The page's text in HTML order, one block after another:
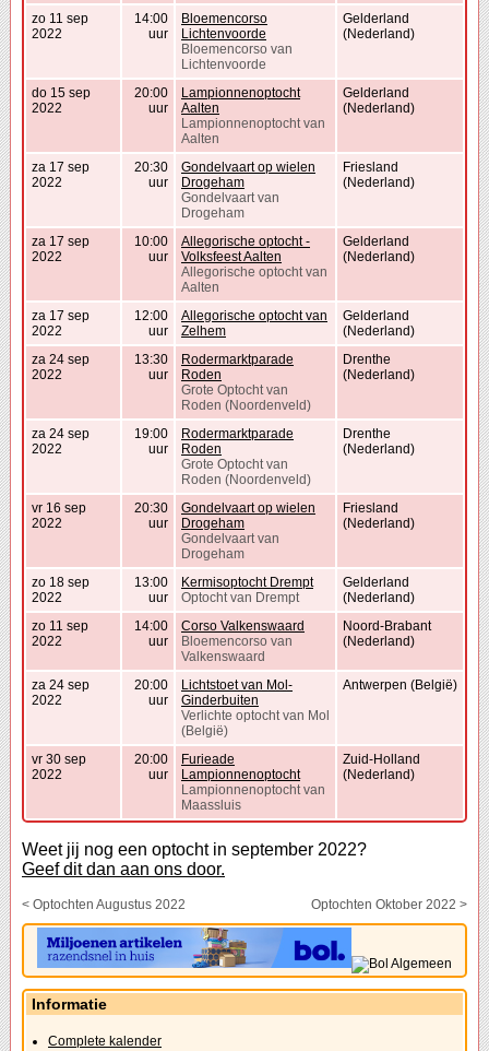
zo 11 sep
2022
14:00
uur
Bloemencorso
Lichtenvoorde
Bloemencorso van
Lichtenvoorde
Gelderland
(Nederland)
do 15 sep
2022
20:00
uur
Lampionnenoptocht
Aalten
Lampionnenoptocht van
Aalten
Gelderland
(Nederland)
za 17 sep
2022
20:30
uur
Gondelvaart op wielen
Drogeham
Gondelvaart van
Drogeham
Friesland
(Nederland)
za 17 sep
2022
10:00
uur
Allegorische optocht -
Volksfeest Aalten
Allegorische optocht van
Aalten
Gelderland
(Nederland)
za 17 sep
2022
12:00
uur
Allegorische optocht van
Zelhem
Gelderland
(Nederland)
za 24 sep
2022
13:30
uur
Rodermarktparade
Roden
Grote Optocht van
Roden (Noordenveld)
Drenthe
(Nederland)
za 24 sep
2022
19:00
uur
Rodermarktparade
Roden
Grote Optocht van
Roden (Noordenveld)
Drenthe
(Nederland)
vr 16 sep
2022
20:30
uur
Gondelvaart op wielen
Drogeham
Gondelvaart van
Drogeham
Friesland
(Nederland)
zo 18 sep
2022
13:00
uur
Kermisoptocht Drempt
Optocht van Drempt
Gelderland
(Nederland)
zo 11 sep
2022
14:00
uur
Corso Valkenswaard
Bloemencorso van
Valkenswaard
Noord-Brabant
(Nederland)
za 24 sep
2022
20:00
uur
Lichtstoet van Mol-
Ginderbuiten
Verlichte optocht van Mol
(België)
Antwerpen (België)
vr 30 sep
2022
20:00
uur
Furieade
Lampionnenoptocht
Lampionnenoptocht van
Maassluis
Zuid-Holland
(Nederland)
Weet jij nog een optocht in september 2022?
Geef dit dan aan ons door.
< Optochten Augustus 2022 Optochten Oktober 2022 >
Informatie
Complete kalender